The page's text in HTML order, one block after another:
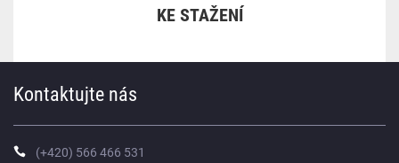
KE STAŽENÍ
Kontaktujte nás
(+420) 566 466 531